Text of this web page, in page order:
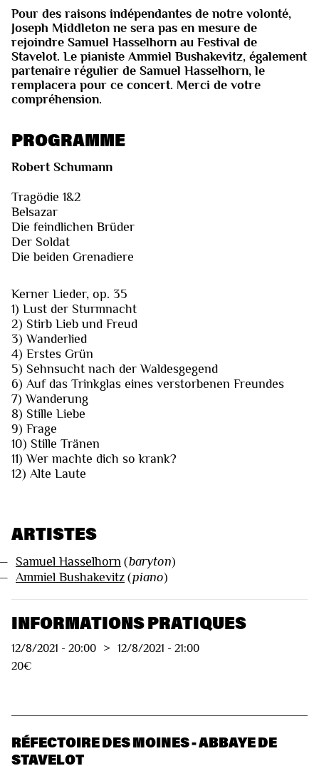
Pour des raisons indépendantes de notre volonté,
Joseph Middleton ne sera pas en mesure de
rejoindre Samuel Hasselhorn au Festival de
Stavelot. Le pianiste Ammiel Bushakevitz, également
partenaire régulier de Samuel Hasselhorn, le
remplacera pour ce concert. Merci de votre
compréhension.
PROGRAMME
Robert Schumann
Tragödie 1&2
Belsazar
Die feindlichen Brüder
Der Soldat
Die beiden Grenadiere
Kerner Lieder, op. 35
1) Lust der Sturmnacht
2) Stirb Lieb und Freud
3) Wanderlied
4) Erstes Grün
5) Sehnsucht nach der Waldesgegend
6) Auf das Trinkglas eines verstorbenen Freundes
7) Wanderung
8) Stille Liebe
9) Frage
10) Stille Tränen
11) Wer machte dich so krank?
12) Alte Laute
ARTISTES
Samuel Hasselhorn (baryton)
Ammiel Bushakevitz (piano)
INFORMATIONS PRATIQUES
12/8/2021 - 20:00 > 12/8/2021 - 21:00
20€
RÉFECTOIRE DES MOINES - ABBAYE DE
STAVELOT